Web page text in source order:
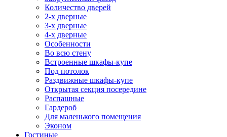
Количество дверей
2-х дверные
3-х дверные
4-х дверные
Особенности
Во всю стену
Встроенные шкафы-купе
Под потолок
Раздвижные шкафы-купе
Открытая секция посередине
Распашные
Гардероб
Для маленького помещения
Эконом
Гостиные